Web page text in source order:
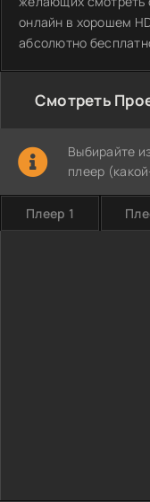
онлайн в хорошем
абсолютно
Смотреть
Выбирайте
плеер
Плеер 1